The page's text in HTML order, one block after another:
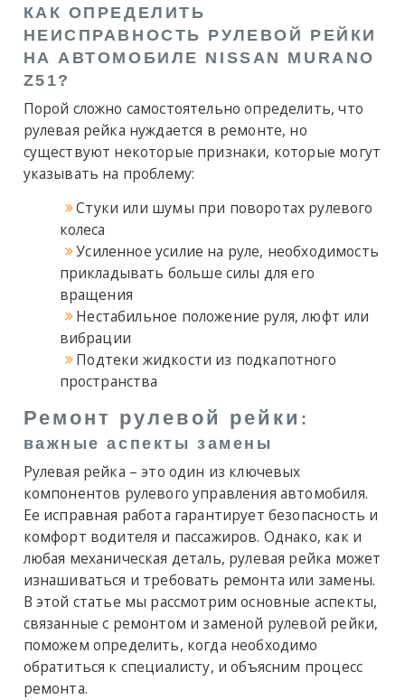
КАК ОПРЕДЕЛИТЬ
НЕИСПРАВНОСТЬ РУЛЕВОЙ РЕЙКИ
НА АВТОМОБИЛЕ NISSAN MURANO
Z51?
Порой сложно самостоятельно определить, что
рулевая рейка нуждается в ремонте, но
существуют некоторые признаки, которые могут
указывать на проблему:
Стуки или шумы при поворотах рулевого
колеса
Усиленное усилие на руле, необходимость
прикладывать больше силы для его
вращения
Нестабильное положение руля, люфт или
вибрации
Подтеки жидкости из подкапотного
пространства
Ремонт рулевой рейки :
важные аспекты замены
Рулевая рейка – это один из ключевых
компонентов рулевого управления автомобиля.
Ее исправная работа гарантирует безопасность и
комфорт водителя и пассажиров. Однако, как и
любая механическая деталь, рулевая рейка может
изнашиваться и требовать ремонта или замены.
В этой статье мы рассмотрим основные аспекты,
связанные с ремонтом и заменой рулевой рейки,
поможем определить, когда необходимо
обратиться к специалисту, и объясним процесс
ремонта.